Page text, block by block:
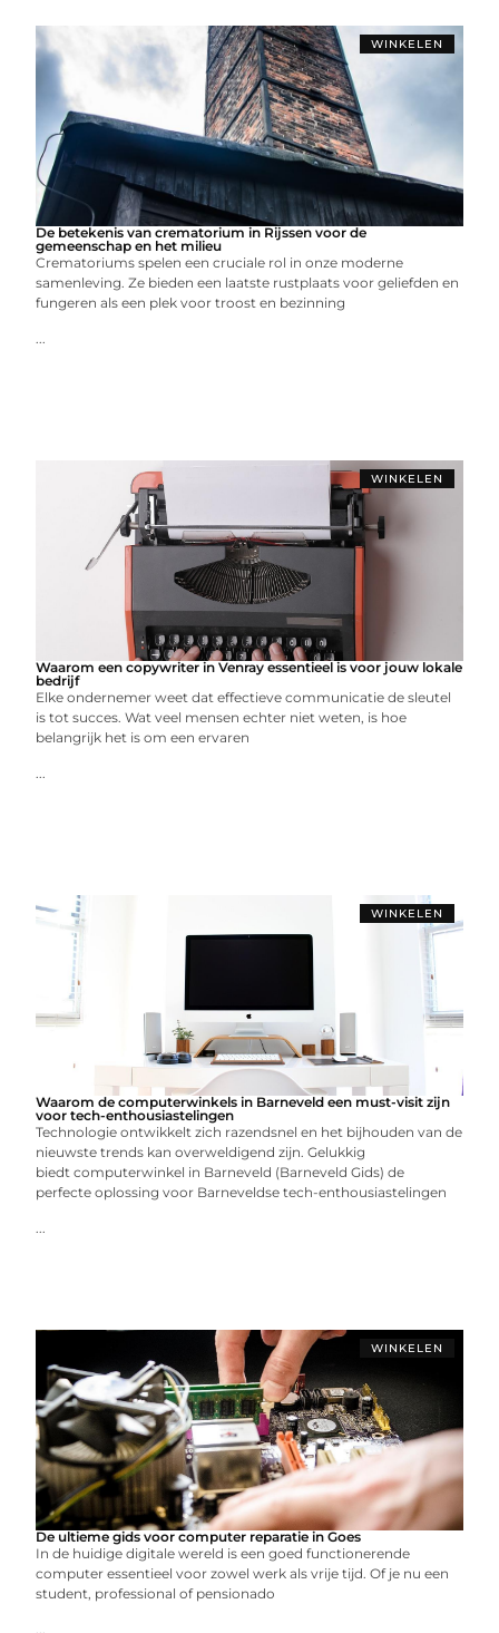
WINKELEN
De betekenis van crematorium in Rijssen voor de
gemeenschap en het milieu
Crematoriums spelen een cruciale rol in onze moderne
samenleving. Ze bieden een laatste rustplaats voor geliefden en
fungeren als een plek voor troost en bezinning
...
WINKELEN
Waarom een copywriter in Venray essentieel is voor jouw lokale
bedrijf
Elke ondernemer weet dat effectieve communicatie de sleutel
is tot succes. Wat veel mensen echter niet weten, is hoe
belangrijk het is om een ervaren
...
WINKELEN
Waarom de computerwinkels in Barneveld een must-visit zijn
voor tech-enthousiastelingen
Technologie ontwikkelt zich razendsnel en het bijhouden van de
nieuwste trends kan overweldigend zijn. Gelukkig
biedt computerwinkel in Barneveld (Barneveld Gids) de
perfecte oplossing voor Barneveldse tech-enthousiastelingen
...
WINKELEN
De ultieme gids voor computer reparatie in Goes
In de huidige digitale wereld is een goed functionerende
computer essentieel voor zowel werk als vrije tijd. Of je nu een
student, professional of pensionado